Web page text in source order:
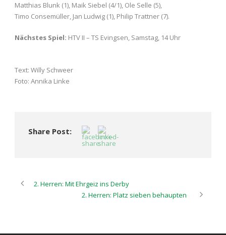
Matthias Blunk (1), Maik Siebel (4/1), Ole Selle (5),
Timo Consemüller, Jan Ludwig (1), Philip Trattner (7).
Nächstes Spiel: HTV II – TS Evingsen, Samstag, 14 Uhr
Text: Willy Schweer
Foto: Annika Linke
Share Post:
2. Herren: Mit Ehrgeiz ins Derby
2. Herren: Platz sieben behaupten